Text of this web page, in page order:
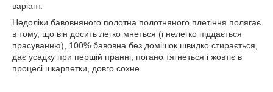
варіант.
Недоліки бавовняного полотна полотняного плетіння полягає
в тому, що він досить легко мнеться (і нелегко піддається
прасуванню), 100% бавовна без домішок швидко стирається,
дає усадку при першій пранні, погано тягнеться і жовтіє в
процесі шкарпетки, довго сохне.